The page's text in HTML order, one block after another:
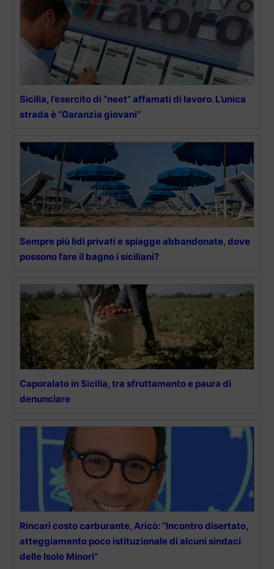
Sicilia, l’esercito di “neet” affamati di lavoro. L’unica
strada è “Garanzia giovani”
Sempre più lidi privati e spiagge abbandonate, dove
possono fare il bagno i siciliani?
Caporalato in Sicilia, tra sfruttamento e paura di
denunciare
Rincari costo carburante, Aricò: “Incontro disertato,
atteggiamento poco istituzionale di alcuni sindaci
delle Isole Minori”